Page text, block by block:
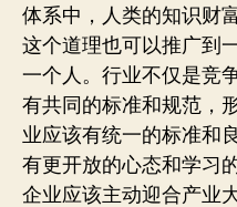
体系中，人类的知识财
这个道理也可以推广到
一个人。行业不仅是竞
有共同的标准和规范，
业应该有统一的标准和
有更开放的心态和学习的
企业应该主动迎合产业